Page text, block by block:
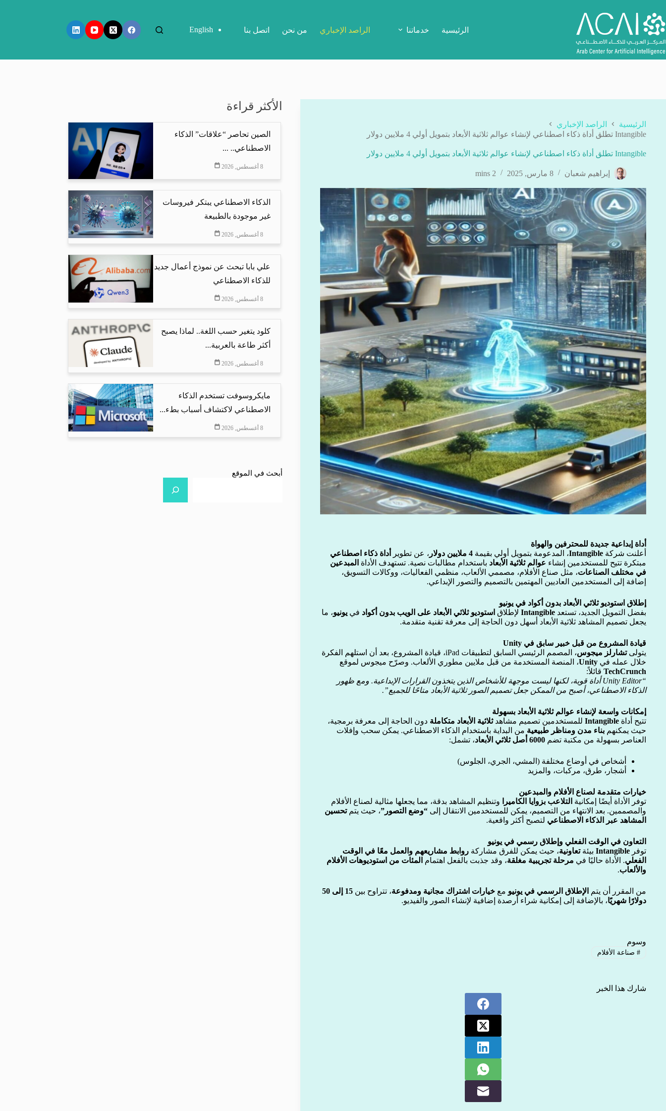
إلى
المحتوى
الرئيسية خدماتنا الراصد الإخباري من نحن اتصل بنا English
الرئيسية
الراصد الإخباري
Intangible تطلق أداة ذكاء اصطناعي لإنشاء عوالم ثلاثية الأبعاد بتمويل أولي 4 ملايين دولار
Intangible تطلق أداة ذكاء اصطناعي لإنشاء عوالم ثلاثية الأبعاد بتمويل أولي 4 ملايين دولار
إبراهيم شعبان 8 مارس, 2025 2 mins
أداة إبداعية جديدة للمحترفين والهواة
أعلنت شركة Intangible، المدعومة بتمويل أولي بقيمة 4 ملايين دولار ، عن تطوير
أداة ذكاء اصطناعي
مبتكرة تتيح للمستخدمين إنشاء عوالم ثلاثية الأبعاد باستخدام مطالبات نصية. تستهدف الأداة المبدعين
في مختلف الصناعات، مثل صناع الأفلام، مصممي الألعاب، منظمي الفعاليات، ووكالات التسويق،
إضافة إلى المستخدمين العاديين المهتمين بالتصميم والتصور الإبداعي.
إطلاق استوديو ثلاثي الأبعاد بدون أكواد في يونيو
بفضل التمويل الجديد، تستعد Intangible لإطلاق استوديو ثلاثي الأبعاد على الويب بدون أكواد في يونيو، ما
يجعل تصميم المشاهد ثلاثية الأبعاد أسهل دون الحاجة إلى معرفة تقنية متقدمة.
قيادة المشروع من قبل خبير سابق في Unity
يتولىتشارلز ميجوس
، المصمم الرئيسي السابق لتطبيقات iPad، قيادة المشروع، بعد أن استلهم الفكرة
خلال عمله في Unity، المنصة المستخدمة من قبل ملايين مطوري الألعاب. وصرّح ميجوس لموقع
TechCrunch قائلاً:
“Unity Editor أداة قوية، لكنها ليست موجهة للأشخاص الذين يتخذون القرارات الإبداعية. ومع ظهور
الذكاء الاصطناعي، أصبح من الممكن جعل تصميم الصور ثلاثية الأبعاد متاحًا للجميع”.
إمكانات واسعة لإنشاء عوالم ثلاثية الأبعاد بسهولة
تتيح أداة Intangible للمستخدمين تصميم مشاهدثلاثية الأبعاد متكاملة دون الحاجة إلى معرفة برمجية،
حيث يمكنهم بناء مدن ومناظر طبيعية من البداية باستخدام الذكاء الاصطناعي. يمكن سحب وإفلات
العناصر بسهولة من مكتبة تضم 6000 أصل ثلاثي الأبعاد ، تشمل:
أشخاص في أوضاع مختلفة (المشي، الجري، الجلوس)
أشجار، طرق، مركبات، والمزيد
خيارات متقدمة لصناع الأفلام والمبدعين
توفر الأداة أيضًا إمكانية التلاعب بزوايا الكاميرا
وتنظيم المشاهد بدقة، مما يجعلها مثالية لصناع الأفلام
والمصممين. بعد الانتهاء من التصميم، يمكن للمستخدمين الانتقال إلى “وضع التصور”، حيث يتمتحسين
المشاهد عبر الذكاء الاصطناعي لتصبح أكثر واقعية.
التعاون في الوقت الفعلي وإطلاق رسمي في يونيو
توفر Intangible بيئةتعاونية، حيث يمكن للفرق مشاركة روابط مشاريعهم والعمل معًا في الوقت
الفعلي. الأداة حاليًا في مرحلة تجريبية مغلقة، وقد جذبت بالفعل اهتمام المئات من استوديوهات الأفلام
والألعاب.
من المقرر أن يتم الإطلاق الرسمي في يونيو مع خيارات اشتراك مجانية ومدفوعة، تتراوح بين
15 إلى 50
دولارًا شهريًا، بالإضافة إلى إمكانية شراء أرصدة إضافية لإنشاء الصور والفيديو.
وسوم
#صناعة الأفلام
شارك هذا الخبر
الأكثر قراءة
الصين تحاصر “علاقات” الذكاء
الاصطناعي.. ...
8 أغسطس, 2026
الذكاء الاصطناعي يبتكر فيروسات
غير موجودة بالطبيعة
8 أغسطس, 2026
علي بابا تبحث عن نموذج أعمال جديد
للذكاء الاصطناعي
8 أغسطس, 2026
كلود يتغير حسب اللغة.. لماذا يصبح
أكثر طاعة بالعربية...
8 أغسطس, 2026
مايكروسوفت تستخدم الذكاء
الاصطناعي لاكتشاف أسباب بطء...
8 أغسطس, 2026
أبحث في الموقع